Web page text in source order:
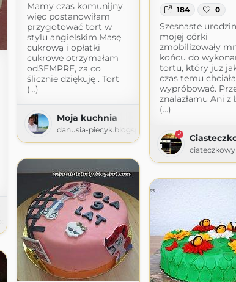
Mamy czas komunijny,
więc postanowiłam
przygotować tort w
stylu angielskim.Masę
cukrową i opłatki
cukrowe otrzymałam
odSEMPRE, za co
ślicznie dziękuję . Tort
(...)
Moja kuchnia
danusia-piecyk.blogspot.com
184 0
Szesnaste
mojej córki
zmobilizowały
końcu do
tortu, który już
czas temu
wypróbować.
znalazłamu Ani z
(...)